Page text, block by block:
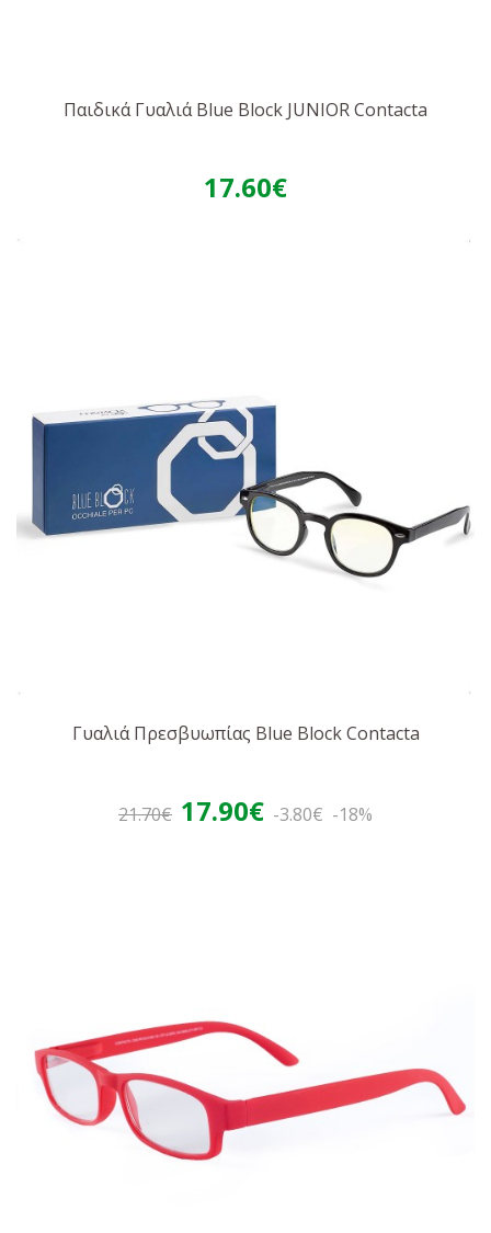
Παιδικά Γυαλιά Blue Block JUNIOR Contacta
17.60€
Γυαλιά Πρεσβυωπίας Blue Block Contacta
21.70€ 17.90€ -3.80€ -18%